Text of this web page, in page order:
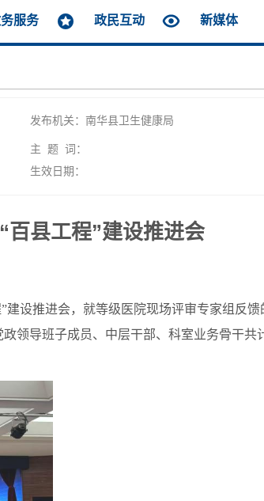
服务 政民互动 新媒体
发布机关：南华县卫生健康局
主 题 词：
生效日期：
百县工程”建设推进会
设推进会，就等级医院现场评审专家组反馈
领导班子成员、中层干部、科室业务骨干共